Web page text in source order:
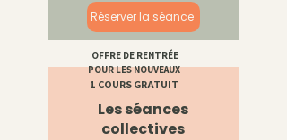
Réserver la séance
Les séances
collectives
OFFRE DE RENTRÉE
POUR LES NOUVEAUX
1 COURS GRATUIT